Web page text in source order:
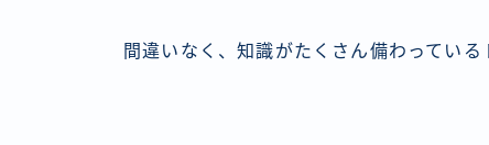
間違いなく、知識がたくさん備わっている